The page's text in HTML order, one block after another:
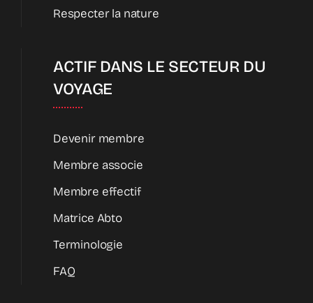
Respecter la nature
ACTIF DANS LE SECTEUR DU
VOYAGE
Devenir membre
Membre associe
Membre effectif
Matrice Abto
Terminologie
FAQ